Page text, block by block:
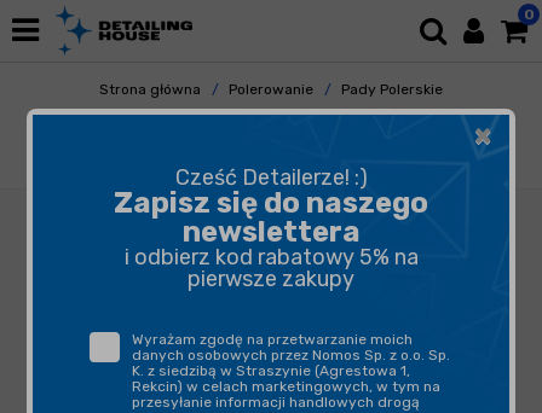
0
Strona główna Polerowanie
Pady Polerskie
Futra Polerskie
×
Cześć Detailerze! :)
Zapisz się do naszego
newslettera
i odbierz kod rabatowy 5% na
pierwsze zakupy
Wyrażam zgodę na przetwarzanie moich
danych osobowych przez Nomos Sp. z o.o. Sp.
K. z siedzibą w Straszynie (Agrestowa 1,
Rekcin) w celach marketingowych, w tym na
przesyłanie informacji handlowych drogą